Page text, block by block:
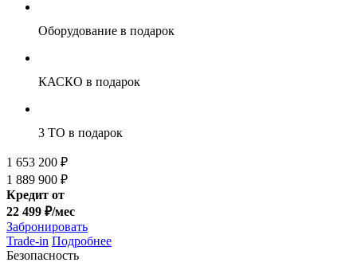
Оборудование в подарок
КАСКО в подарок
3 ТО в подарок
1 653 200 ₽
1 889 900 ₽
Кредит от
22 499 ₽/мес
Забронировать
Trade-in Подробнее
Безопасность